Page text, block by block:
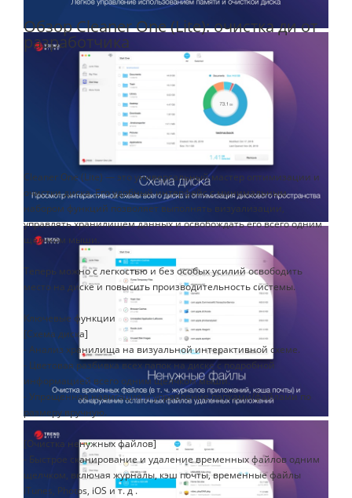
Обзор Cleaner One (Lite): очистка ди от
разработчика
Cleaner One (Lite) — это универсальный мастер оптимизации и
очистки диска. Его удобный интерфейс с минимальным
набором функций позволяет выполнять визуализации,
управлять хранилищем данных и освобождать его всего одним
щелчком мыши.
Теперь можно с легкостью и без особых усилий освободить
место на диске и повысить производительность системы.
Ключевые функции
[Схема диска]
- Анализ хранилища на визуальной интерактивной схеме.
- Цветовая разбивка всех папок на диске с подробной
информацией всего одним щелчком мыши.
- Упрощенная навигация и управление папками/файлами по
размеру вручную.
[Очистка ненужных файлов]
- Быстрое сканирование и удаление временных файлов одним
щелчком, включая журналы, кэш почты, временные файлы
iTunes, Photos, iOS и т. д .